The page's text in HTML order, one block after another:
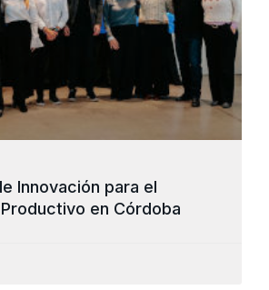
Innovación para el
en Córdoba